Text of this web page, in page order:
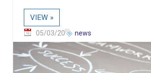
VIEW »
05/03/20 news